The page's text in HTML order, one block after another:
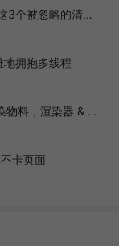
我排查了一个React内存泄漏——罪魁祸首是这3个被忽略的清理函数
拥抱多线程
GenUI SDK v1.3.0 发布｜多框架兼容，一键换物料，渲染器 & 演练场全面增强！
卡页面